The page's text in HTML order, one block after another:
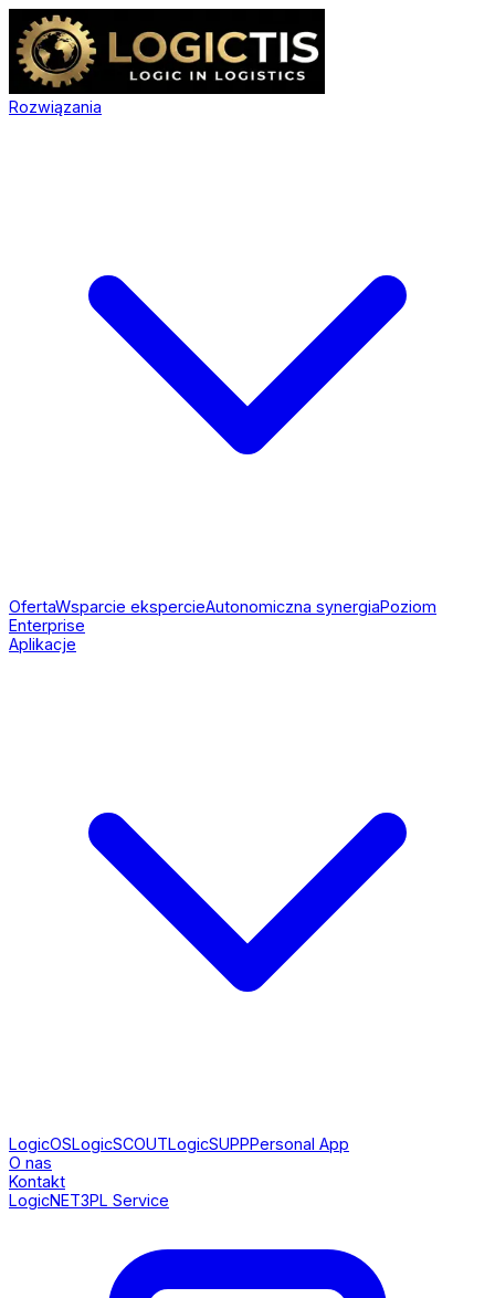
Rozwiązania
OfertaWsparcie ekspercieAutonomiczna synergiaPoziom
Enterprise
Aplikacje
LogicOSLogicSCOUTLogicSUPPPersonal App
O nas
Kontakt
LogicNET3PL Service